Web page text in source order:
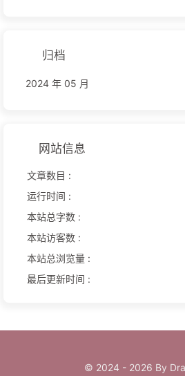
归档
2024 年 05 月
网站信息
文章数目 :
运行时间 :
本站总字数 :
本站访客数 :
本站总浏览量 :
最后更新时间 :
© 2024 - 2026 By